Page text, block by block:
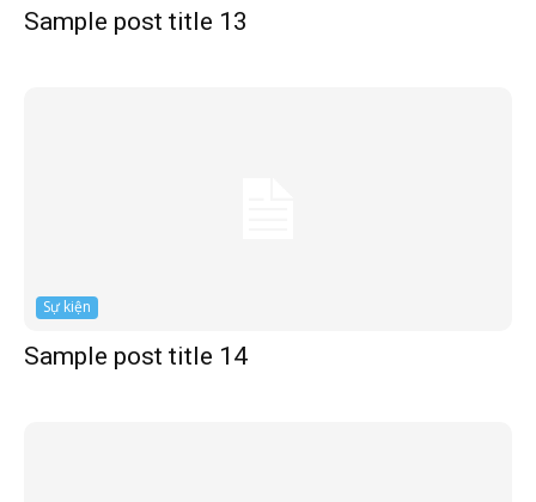
Sample post title 13
Sự kiện
Sample post title 14